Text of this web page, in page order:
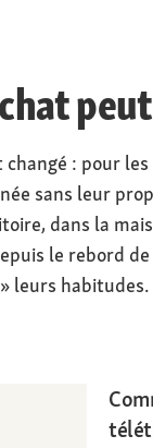
: pour
sans leur
dans la
le rebord